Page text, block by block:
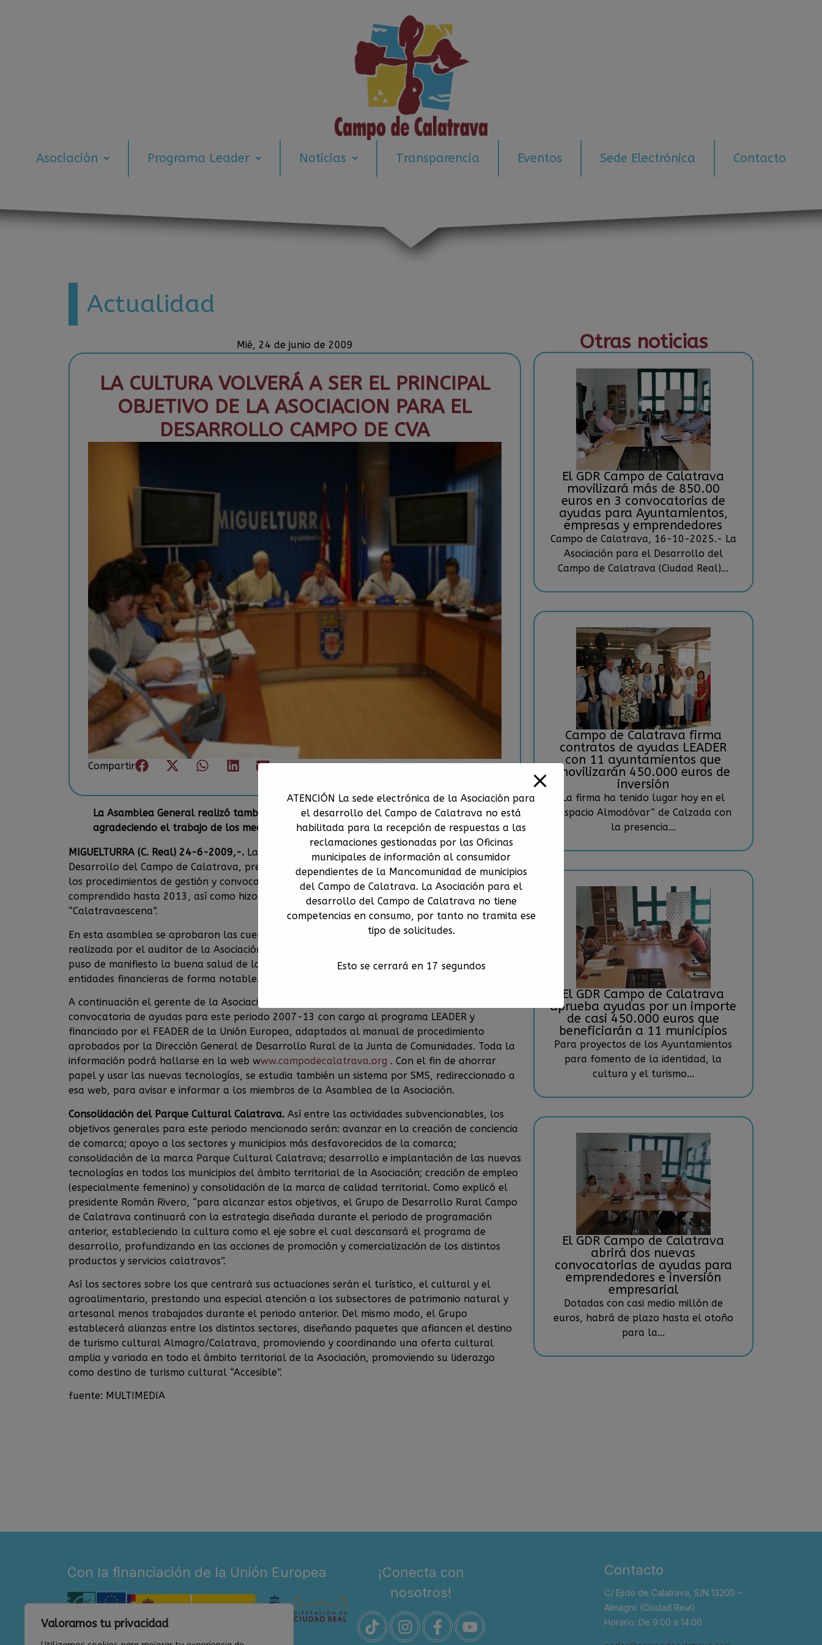
Valoramos tu privacidad
Asociación Programa Leader Noticias Transparencia Eventos Sede Electrónica Contacto
Actualidad
Mié, 24 de junio de 2009
LA CULTURA VOLVERÁ A SER EL PRINCIPAL
OBJETIVO DE LA ASOCIACION PARA EL
DESARROLLO CAMPO DE CVA
Compartir
La Asamblea General realizó también un positivo balance de Calatravaescena,
agradeciendo el trabajo de los medios de comunicación
MIGUELTURRA (C. Real) 24-6-2009,-. La Asamblea General Ordinaria de la Asociación para el
Desarrollo del Campo de Calatrava, presidida por su titular Román Rivero, aprobó ayer tarde
los procedimientos de gestión y convocatoria de ayudas correspondiente al periodo
comprendido hasta 2013, así como hizo un balance muy positivo del Festival Internacional
“Calatravaescena”.
En esta asamblea se aprobaron las cuentas anuales 2008 tras una exposición exhaustiva
realizada por el auditor de la Asociación Alfonso Hernán, donde, entre los datos expuestos
puso de manifiesto la buena salud de la entidad, al haberse bajado el endeudamiento con las
entidades financieras de forma notable.
A continuación el gerente de la Asociación dio a conocer los procedimientos de gestión y
convocatoria de ayudas para este periodo 2007-13 con cargo al programa LEADER y
financiado por el FEADER de la Unión Europea, adaptados al manual de procedimiento
aprobados por la Dirección General de Desarrollo Rural de la Junta de Comunidades. Toda la
información podrá hallarse en la web www.campodecalatrava.org . Con el fin de ahorrar
papel y usar las nuevas tecnologías, se estudia también un sistema por SMS, redireccionado a
esa web, para avisar e informar a los miembros de la Asamblea de la Asociación.
Consolidación del Parque Cultural Calatrava. Así entre las actividades subvencionables, los
objetivos generales para este periodo mencionado serán: avanzar en la creación de conciencia
de comarca; apoyo a los sectores y municipios más desfavorecidos de la comarca;
consolidación de la marca Parque Cultural Calatrava; desarrollo e implantación de las nuevas
tecnologías en todos los municipios del ámbito territorial de la Asociación; creación de empleo
(especialmente femenino) y consolidación de la marca de calidad territorial. Como explicó el
presidente Román Rivero, “para alcanzar estos objetivos, el Grupo de Desarrollo Rural Campo
de Calatrava continuará con la estrategia diseñada durante el periodo de programación
anterior, estableciendo la cultura como el eje sobre el cual descansará el programa de
desarrollo, profundizando en las acciones de promoción y comercialización de los distintos
productos y servicios calatravos”.
Así los sectores sobre los que centrará sus actuaciones serán el turístico, el cultural y el
agroalimentario, prestando una especial atención a los subsectores de patrimonio natural y
artesanal menos trabajados durante el periodo anterior. Del mismo modo, el Grupo
establecerá alianzas entre los distintos sectores, diseñando paquetes que afiancen el destino
de turismo cultural Almagro/Calatrava, promoviendo y coordinando una oferta cultural
amplia y variada en todo el ámbito territorial de la Asociación, promoviendo su liderazgo
como destino de turismo cultural “Accesible”.
fuente: MULTIMEDIA
Otras noticias
El GDR Campo de Calatrava
movilizará más de 850.00
euros en 3 convocatorias de
ayudas para Ayuntamientos,
empresas y emprendedores
Campo de Calatrava, 16-10-2025.- La
Asociación para el Desarrollo del
Campo de Calatrava (Ciudad Real)...
Campo de Calatrava firma
contratos de ayudas LEADER
con 11 ayuntamientos que
movilizarán 450.000 euros de
inversión
La firma ha tenido lugar hoy en el
“Espacio Almodóvar” de Calzada con
la presencia...
El GDR Campo de Calatrava
aprueba ayudas por un importe
de casi 450.000 euros que
beneficiarán a 11 municipios
Para proyectos de los Ayuntamientos
para fomento de la identidad, la
cultura y el turismo...
El GDR Campo de Calatrava
abrirá dos nuevas
convocatorias de ayudas para
emprendedores e inversión
empresarial
Dotadas con casi medio millón de
euros, habrá de plazo hasta el otoño
para la...
Con la financiación de la Unión Europea
¡Conecta con
nosotros!
Contacto
C/ Ejido de Calatrava, S/N 13200 –
Almagro (Ciudad Real)
Horario: De 9:00 a 14:00
ATENCIÓN La sede electrónica de la Asociación para
el desarrollo del Campo de Calatrava no está
habilitada para la recepción de respuestas a las
reclamaciones gestionadas por las Oficinas
municipales de información al consumidor
dependientes de la Mancomunidad de municipios
del Campo de Calatrava. La Asociación para el
desarrollo del Campo de Calatrava no tiene
competencias en consumo, por tanto no tramita ese
tipo de solicitudes.
Esto se cerrará en 16 segundos